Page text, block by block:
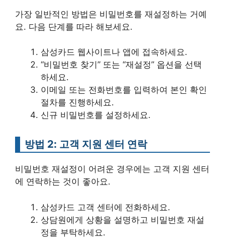
가장 일반적인 방법은 비밀번호를 재설정하는 거예
요. 다음 단계를 따라 해보세요.
삼성카드 웹사이트나 앱에 접속하세요.
“비밀번호 찾기” 또는 “재설정” 옵션을 선택
하세요.
이메일 또는 전화번호를 입력하여 본인 확인
절차를 진행하세요.
신규 비밀번호를 설정하세요.
방법 2: 고객 지원 센터 연락
비밀번호 재설정이 어려운 경우에는 고객 지원 센터
에 연락하는 것이 좋아요.
삼성카드 고객 센터에 전화하세요.
상담원에게 상황을 설명하고 비밀번호 재설
정을 부탁하세요.